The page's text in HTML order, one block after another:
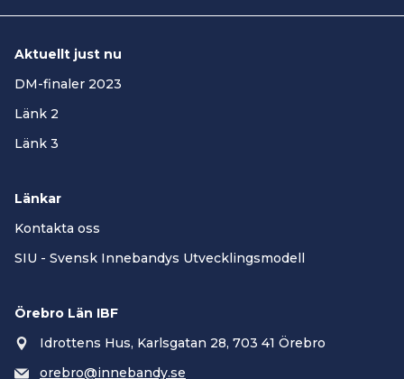
Aktuellt just nu
DM-finaler 2023
Länk 2
Länk 3
Länkar
Kontakta oss
SIU - Svensk Innebandys Utvecklingsmodell
Örebro Län IBF
Idrottens Hus, Karlsgatan 28, 703 41 Örebro
orebro@innebandy.se